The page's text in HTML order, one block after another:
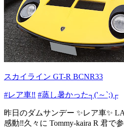
スカイライン GT-R BCNR33
#レア車‼️ #蒸し暑かった┐('～`;)┌
昨日のダムサンデー ✨レア車✨
感動‼️久々に Tommy-kaira R 君で